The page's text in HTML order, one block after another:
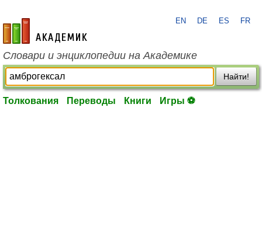
academic.ru
EN DE ES FR
Словари и энциклопедии на Академике
Найти!
Толкования Переводы Книги Игры ⚽